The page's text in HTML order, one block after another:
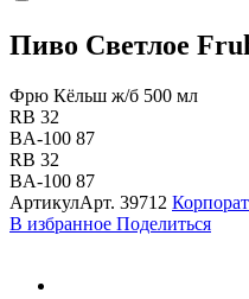
Пиво Светлое
Фрю Кёльш ж/б 500 мл
RB 32
BA-100 87
RB 32
BA-100 87
АртикулАрт. 39712
В избранное Поделиться